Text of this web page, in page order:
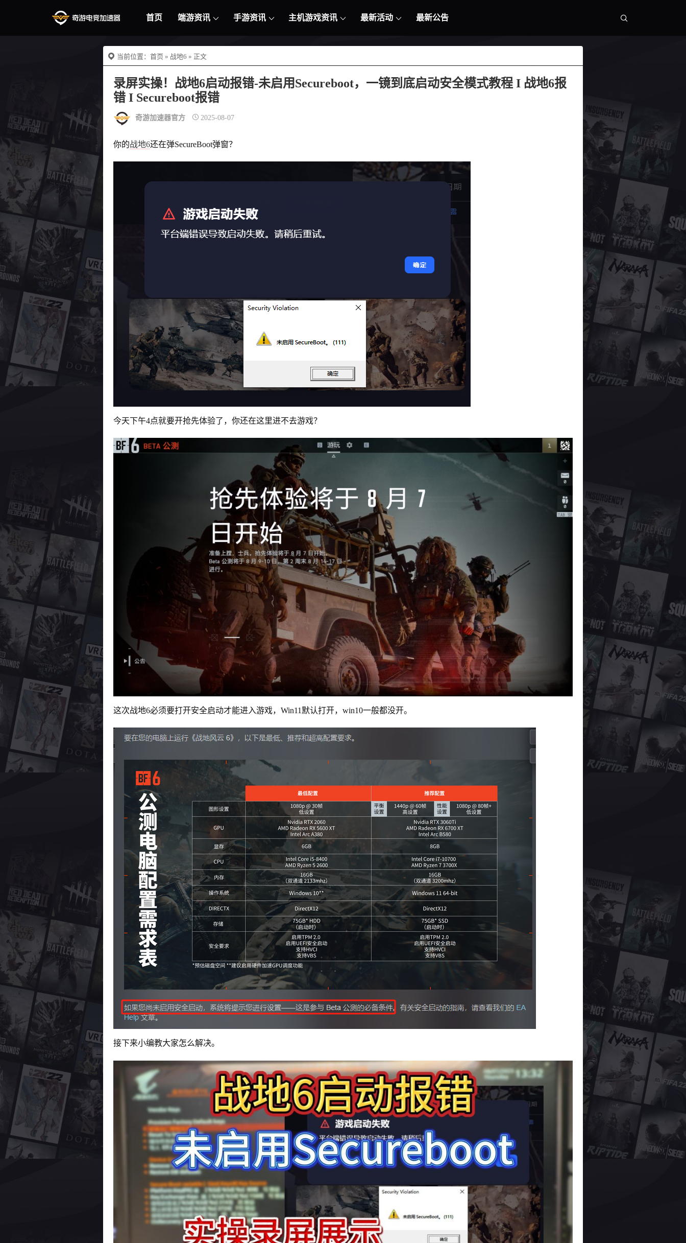
首页 端游资讯 手游资讯 主机游戏资讯 最新活动 最新公告
当前位置： 首页 » 战地6 » 正文
录屏实操！战地6启动报错-未启用Secureboot，一镜到底启动安全模式教程 I 战地6报
错 I Secureboot报错
奇游加速器官方 2025-08-07
你的战地6还在弹SecureBoot弹窗？
今天下午4点就要开抢先体验了，你还在这里进不去游戏？
这次战地6必须要打开安全启动才能进入游戏，Win11默认打开，win10一般都没开。
接下来小编教大家怎么解决。